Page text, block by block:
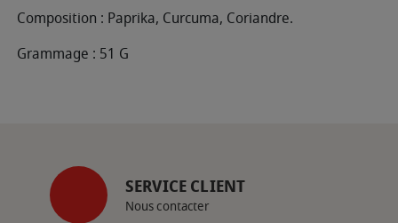
Composition : Paprika, Curcuma, Coriandre.
Grammage : 51 G
SERVICE CLIENT
Nous contacter